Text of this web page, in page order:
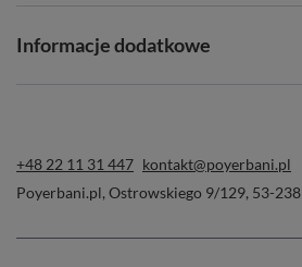
Informacje dodatkowe
+48 22 11 31 447 kontakt@poyerbani.pl
Poyerbani.pl, Ostrowskiego 9/129, 53-238